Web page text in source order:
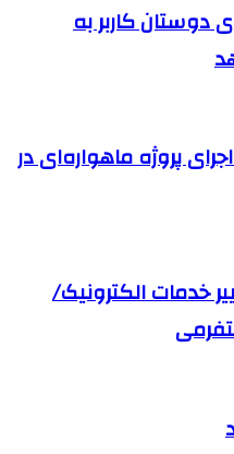
دوستان کاربر به
پروژه ماهواره‌ای در
خدمات الکترونیک/